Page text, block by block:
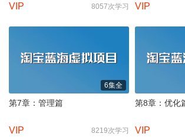
VIP 8057次学习 VIP
6集全
第7章：管理篇
VIP 8219次学习
第8章：优化
VIP